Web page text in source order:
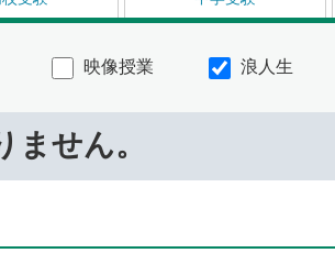
映像授業 浪人生
せん。